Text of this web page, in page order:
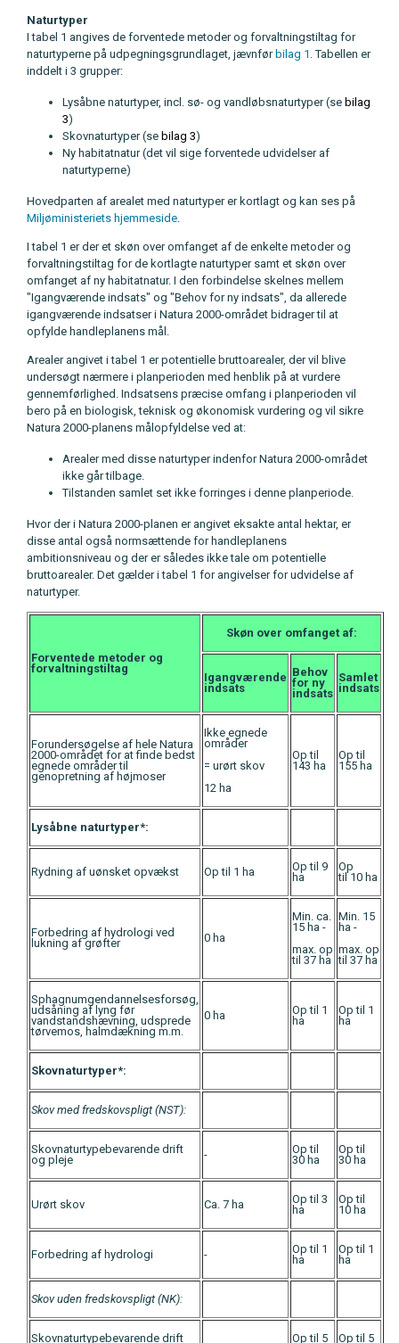
Naturtyper
I tabel 1 angives de forventede metoder og forvaltningstiltag for
naturtyperne på udpegningsgrundlaget, jævnfør bilag 1 . Tabellen er
inddelt i 3 grupper:
Lysåbne naturtyper, incl. sø- og vandløbsnaturtyper (se bilag
3)
Skovnaturtyper (se bilag 3)
Ny habitatnatur (det vil sige forventede udvidelser af
naturtyperne)
Hovedparten af arealet med naturtyper er kortlagt og kan ses på
Miljøministeriets hjemmeside.
I tabel 1 er der et skøn over omfanget af de enkelte metoder og
forvaltningstiltag for de kortlagte naturtyper samt et skøn over
omfanget af ny habitatnatur. I den forbindelse skelnes mellem
"Igangværende indsats" og "Behov for ny indsats", da allerede
igangværende indsatser i Natura 2000-området bidrager til at
opfylde handleplanens mål.
Arealer angivet i tabel 1 er potentielle bruttoarealer, der vil blive
undersøgt nærmere i planperioden med henblik på at vurdere
gennemførlighed. Indsatsens præcise omfang i planperioden vil
bero på en biologisk, teknisk og økonomisk vurdering og vil sikre
Natura 2000-planens målopfyldelse ved at:
Arealer med disse naturtyper indenfor Natura 2000-området
ikke går tilbage.
Tilstanden samlet set ikke forringes i denne planperiode.
Hvor der i Natura 2000-planen er angivet eksakte antal hektar, er
disse antal også normsættende for handleplanens
ambitionsniveau og der er således ikke tale om potentielle
bruttoarealer. Det gælder i tabel 1 for angivelser for udvidelse af
naturtyper.
Forventede metoder og
forvaltningstiltag
Skøn over omfanget af:
Igangværende
indsats
Behov
for ny
indsats
Samlet
indsats
Forundersøgelse af hele Natura
2000-området for at finde bedst
egnede områder til
genopretning af højmoser
Ikke egnede
områder
= urørt skov
12 ha
Op til
143 ha
Op til
155 ha
Lysåbne naturtyper*:
Rydning af uønsket opvækst Op til 1 ha
Op til 9
ha
Op
til 10 ha
Forbedring af hydrologi ved
lukning af grøfter
0 ha
Min. ca.
15 ha -
max. op
til 37 ha
Min. 15
ha -
max. op
til 37 ha
Sphagnumgendannelsesforsøg,
udsåning af lyng før
vandstandshævning, udsprede
tørvemos, halmdækning m.m.
0 ha
Op til 1
ha
Op til 1
ha
Skovnaturtyper*:
Skov med fredskovspligt (NST):
Skovnaturtypebevarende drift
og pleje
-
Op til
30 ha
Op til
30 ha
Urørt skov Ca. 7 ha
Op til 3
ha
Op til
10 ha
Forbedring af hydrologi -
Op til 1
ha
Op til 1
ha
Skov uden fredskovspligt (NK):
Skovnaturtypebevarende drift
Op til 5
Op til 5